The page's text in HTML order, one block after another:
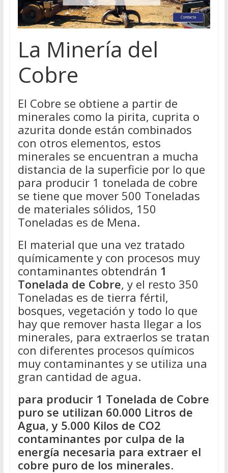
La Minería del
Cobre
El Cobre se obtiene a partir de
minerales como la pirita, cuprita o
azurita donde están combinados
con otros elementos, estos
minerales se encuentran a mucha
distancia de la superficie por lo que
para producir 1 tonelada de cobre
se tiene que mover 500 Toneladas
de materiales sólidos, 150
Toneladas es de Mena.
El material que una vez tratado
químicamente y con procesos muy
contaminantes obtendrán 1
Tonelada de Cobre, y el resto 350
Toneladas es de tierra fértil,
bosques, vegetación y todo lo que
hay que remover hasta llegar a los
minerales, para extraerlos se tratan
con diferentes procesos químicos
muy contaminantes y se utiliza una
gran cantidad de agua.
para producir 1 Tonelada de Cobre
puro se utilizan 60.000 Litros de
Agua, y 5.000 Kilos de CO2
contaminantes por culpa de la
energía necesaria para extraer el
cobre puro de los minerales.